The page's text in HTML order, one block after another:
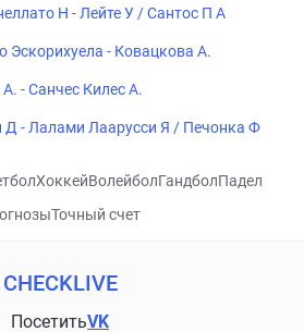
Н - Лейте У / Сантос П А
Эскорихуела - Ковацкова А.
- Санчес Килес А.
Д - Лалами Лаарусси Я / Печонка Ф
ХоккейВолейболГандболПадел
Точный счет
CHECKLIVE
ПосетитьVK